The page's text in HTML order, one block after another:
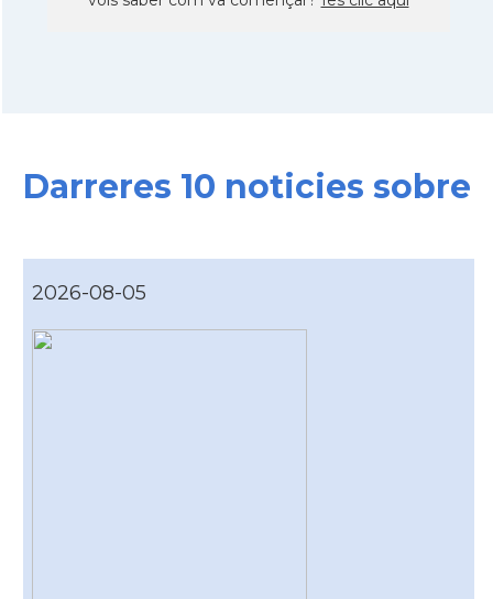
Darreres 10 noticies sobre
2026-08-05